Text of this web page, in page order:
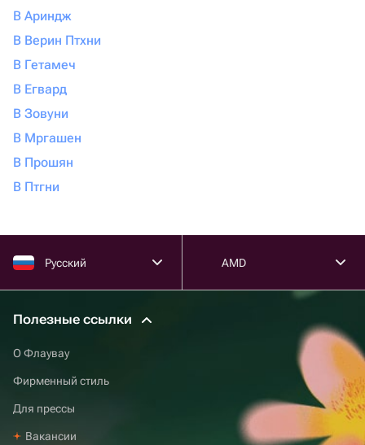
В Ариндж
В Верин Птхни
В Гетамеч
В Егвард
В Зовуни
В Мргашен
В Прошян
В Птгни
Русский AMD
Полезные ссылки
О Флаувау
Фирменный стиль
Для прессы
Вакансии